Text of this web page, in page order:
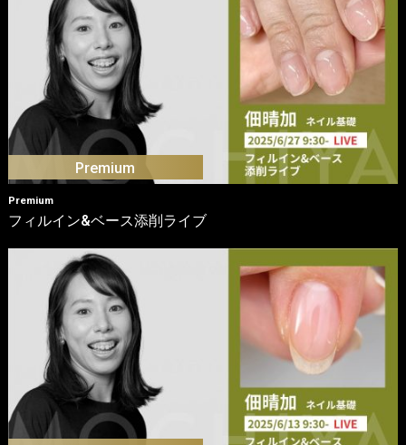
Premium
フィルイン&ベース添削ライブ